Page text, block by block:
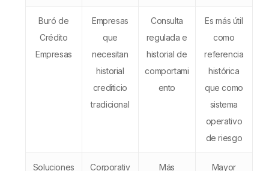
Buró de
Crédito
Empresas
Empresas
que
necesitan
historial
crediticio
tradicional
Consulta
regulada e
historial de
comportami
ento
Es más útil
como
referencia
histórica
que como
sistema
operativo
de riesgo
Soluciones Corporativ Más Mayor